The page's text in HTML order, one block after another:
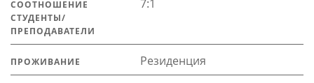
СООТНОШЕНИЕ
СТУДЕНТЫ/
ПРЕПОДАВАТЕЛИ
7:1
ПРОЖИВАНИЕ Резиденция